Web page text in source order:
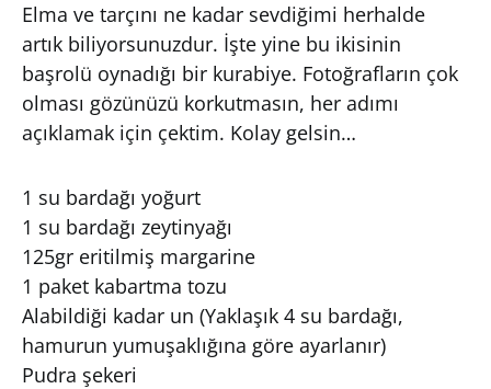
Elma ve tarçını ne kadar sevdiğimi herhalde
artık biliyorsunuzdur. İşte yine bu ikisinin
başrolü oynadığı bir kurabiye. Fotoğrafların çok
olması gözünüzü korkutmasın, her adımı
açıklamak için çektim. Kolay gelsin…
1 su bardağı yoğurt
1 su bardağı zeytinyağı
125gr eritilmiş margarine
1 paket kabartma tozu
Alabildiği kadar un (Yaklaşık 4 su bardağı,
hamurun yumuşaklığına göre ayarlanır)
Pudra şekeri